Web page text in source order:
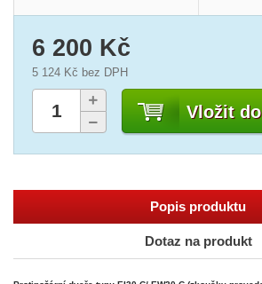
Vložit
6 200 Kč
5 124 Kč bez DPH
Popis produktu
Dotaz na produkt